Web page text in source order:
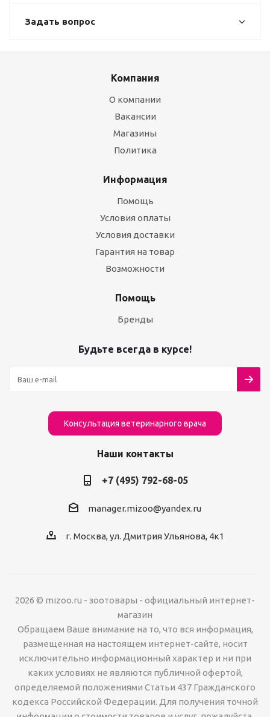
Задать вопрос
Компания
О компании
Вакансии
Магазины
Политика
Информация
Помощь
Условия оплаты
Условия доставки
Гарантия на товар
Возможности
Помощь
Бренды
Будьте всегда в курсе!
Консультация ветеринарного врача
Наши контакты
+7 (495) 792-68-05
manager.mizoo@yandex.ru
г. Москва, ул. Дмитрия Ульянова, 4к1
2026 © mizoo.ru - зоотовары - официальный интернет-
магазин
Обращаем Ваше внимание на то, что вся информация,
размещенная на настоящем интернет-сайте, носит
исключительно информационный характер и ни при
каких условиях не являются публичной офертой,
определяемой положениями Статьи 437 Гражданского
кодекса Российской Федерации. Для получения точной